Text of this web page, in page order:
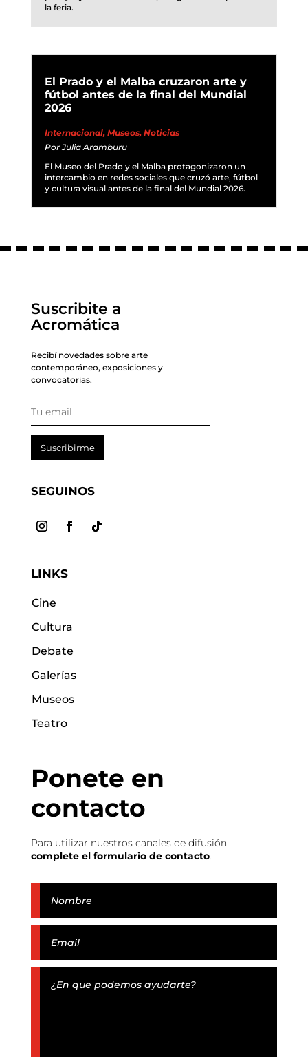
la feria.
El Prado y el Malba cruzaron arte y
fútbol antes de la final del Mundial
2026
Internacional, Museos, Noticias
PorJulia Aramburu
El Museo del Prado y el Malba protagonizaron un
intercambio en redes sociales que cruzó arte, fútbol
y cultura visual antes de la final del Mundial 2026.
Suscribite a
Acromática
Recibí novedades sobre arte
contemporáneo, exposiciones y
convocatorias.
Suscribirme
SEGUINOS
LINKS
Cine
Cultura
Debate
Galerías
Museos
Teatro
Ponete en
contacto
Para utilizar nuestros canales de difusión
complete el formulario de contacto.